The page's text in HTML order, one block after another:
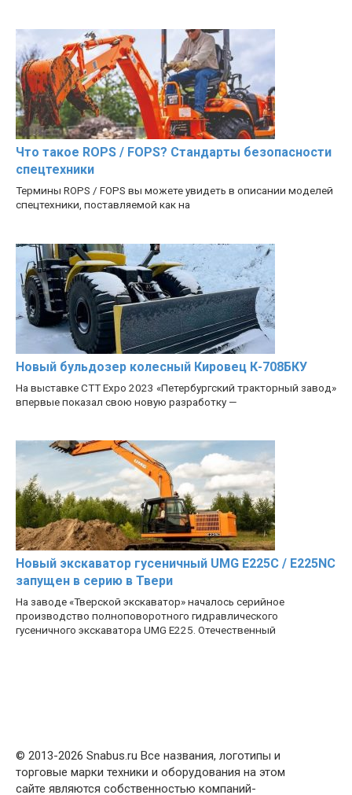
Что такое ROPS / FOPS? Стандарты безопасности
спецтехники
Термины ROPS / FOPS вы можете увидеть в описании моделей
спецтехники, поставляемой как на
Новый бульдозер колесный Кировец К-708БКУ
На выставке CTT Expo 2023 «Петербургский тракторный завод»
впервые показал свою новую разработку —
Новый экскаватор гусеничный UMG E225C / E225NC
запущен в серию в Твери
На заводе «Тверской экскаватор» началось серийное
производство полноповоротного гидравлического
гусеничного экскаватора UMG E225. Отечественный
© 2013-2026 Snabus.ru Все названия, логотипы и
торговые марки техники и оборудования на этом
сайте являются собственностью компаний-